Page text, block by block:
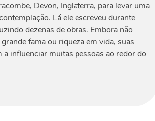
Devon, Inglaterra, para levar uma
Lá ele escreveu durante
dezenas de obras. Embora não
fama ou riqueza em vida, suas
a influenciar muitas pessoas ao redor do